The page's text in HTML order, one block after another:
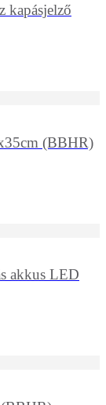
kapásjelző
(BBHR)
akkus LED